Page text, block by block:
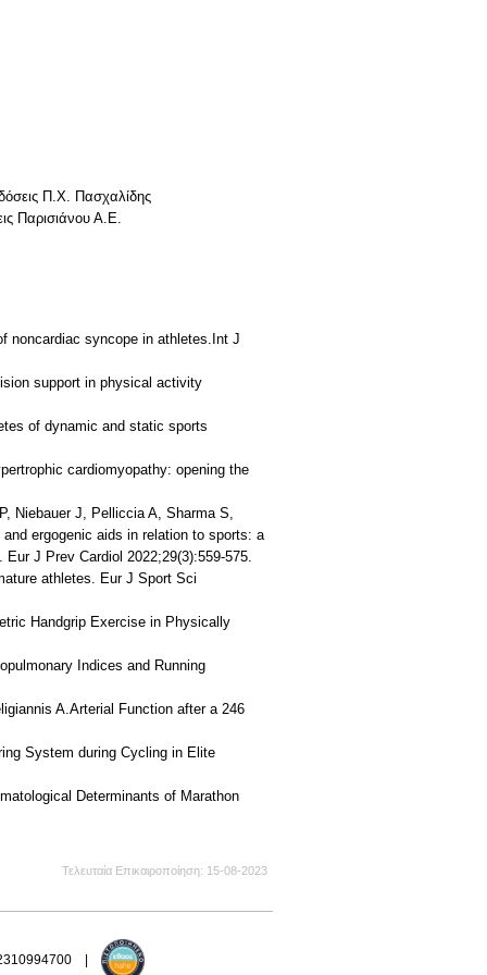
Π.Χ. Πασχαλίδης
Παρισιάνου Α.Ε.
noncardiac syncope in athletes.Int J
support in physical activity
of dynamic and static sports
cardiomyopathy: opening the
Niebauer J, Pelliccia A, Sharma S,
ergogenic aids in relation to sports: a
J Prev Cardiol 2022;29(3):559-575.
athletes. Eur J Sport Sci
Handgrip Exercise in Physically
Indices and Running
A.Arterial Function after a 246
System during Cycling in Elite
Determinants of Marathon
Τελευταία Επικαιροποίηση 15-08-2023
|